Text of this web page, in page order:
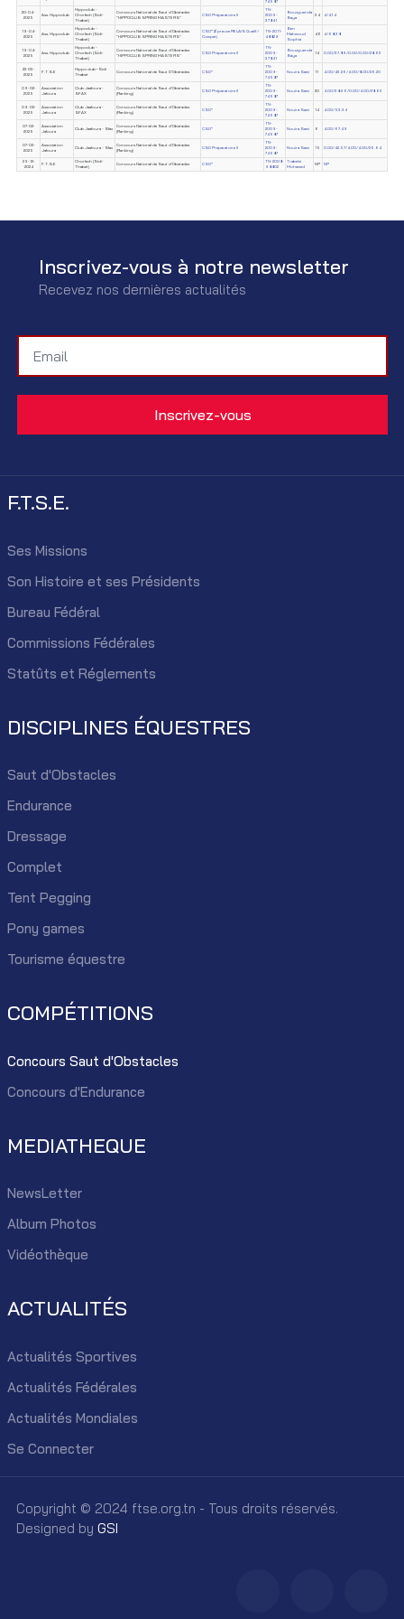
74587
20-04-
2025
Ass. Hippoclub
Hippoclub -
Chorfech (Sidi-
Thabet)
Concours National de Saut d'Obstacles
"HIPPOCLUB SPRING MASTERS"
CSO Préparatoire II
TN-
2009-
37841
Bouzguenda
Baya
34 4/41.4
19-04-
2025
Ass. Hippoclub
Hippoclub -
Chorfech (Sidi-
Thabet)
Concours National de Saut d'Obstacles
"HIPPOCLUB SPRING MASTERS"
CSO* (Épreuve RELAIS Qualif /
Compet)
TN-2011-
48829
Ben
Mahmoud
Sophia
46 4/68.38
19-04-
2025
Ass. Hippoclub
Hippoclub -
Chorfech (Sidi-
Thabet)
Concours National de Saut d'Obstacles
"HIPPOCLUB SPRING MASTERS"
CSO Préparatoire II
TN-
2009-
37841
Bouzguenda
Baya
14 0.00/37.89/0.00/0.00/28.62
22-03-
2025
F.T.S.E
Hippo club–Sidi
Thabet
Concours National de Saut D'Obstacles CSO*
TN-
2009-
74587
Nouira Sami 11 4.00/43.26/4.00/8.00/26.20
09-02-
2025
Association
Jafoura
Club Jaafoura -
SFAX
Concours National de Saut d'Obstacles
(Ranking)
CSO Préparatoire II
TN-
2009-
74587
Nouira Sami 20 4.00/38.36/0.00/4.00/28.62
09-02-
2025
Association
Jafoura
Club Jaafoura -
SFAX
Concours National de Saut d'Obstacles
(Ranking)
CSO*
TN-
2009-
74587
Nouira Sami 14 4.00/53.34
07-02-
2025
Association
Jafoura
Club Jaafoura - Sfax
Concours National de Saut d'Obstacles
(Ranking)
CSO*
TN-
2009-
74587
Nouira Sami 6 4.00/67.49
07-02-
2025
Association
Jafoura
Club Jaafoura - Sfax
Concours National de Saut d'Obstacles
(Ranking)
CSO Préparatoire II
TN-
2009-
74587
Nouira Sami 15 0.00/42.57/4.00/4.00/26.64
29-12-
2024
F.T.S.E
Chorfech (Sidi-
Thabet)
Concours National de Saut d'Obstacles CSO*
TN-2008-
98802
Trabelsi
Mohamed
NP NP
Inscrivez-vous à notre newsletter
Recevez nos dernières actualités
F.T.S.E.
Ses Missions
Son Histoire et ses Présidents
Bureau Fédéral
Commissions Fédérales
Statûts et Réglements
DISCIPLINES ÉQUESTRES
Saut d'Obstacles
Endurance
Dressage
Complet
Tent Pegging
Pony games
Tourisme équestre
COMPÉTITIONS
Concours Saut d'Obstacles
Concours d'Endurance
MEDIATHEQUE
NewsLetter
Album Photos
Vidéothèque
ACTUALITÉS
Actualités Sportives
Actualités Fédérales
Actualités Mondiales
Se Connecter
Copyright © 2024 ftse.org.tn - Tous droits réservés.
Designed by GSI